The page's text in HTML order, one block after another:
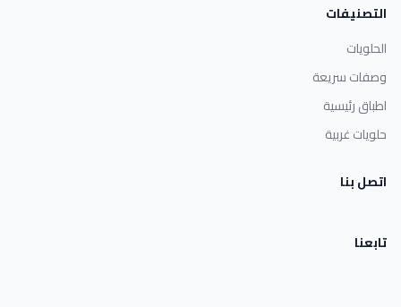
التصنيفات
الحلويات
وصفات سريعة
اطباق رئيسية
حلويات غربية
اتصل بنا
تابعنا